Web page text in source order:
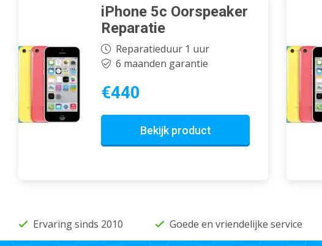
iPhone 5c Oorspeaker
Reparatie
Reparatieduur 1 uur
6 maanden garantie
€440
Bekijk product
Ervaring sinds 2010 Goede en vriendelijke service